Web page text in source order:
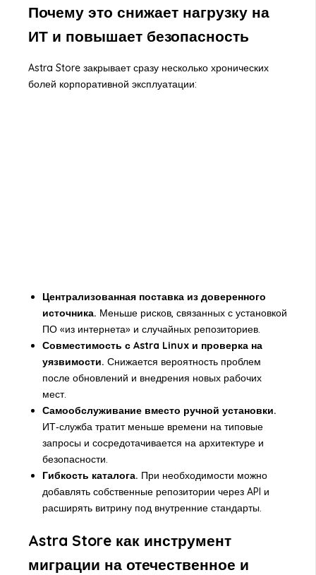
Почему это снижает нагрузку на
ИТ и повышает безопасность
Astra Store закрывает сразу несколько хронических
болей корпоративной эксплуатации:
Централизованная поставка из доверенного
источника. Меньше рисков, связанных с установкой
ПО «из интернета» и случайных репозиториев.
Совместимость с Astra Linux и проверка на
уязвимости. Снижается вероятность проблем
после обновлений и внедрения новых рабочих
мест.
Самообслуживание вместо ручной установки.
ИТ‑служба тратит меньше времени на типовые
запросы и сосредотачивается на архитектуре и
безопасности.
Гибкость каталога. При необходимости можно
добавлять собственные репозитории через API и
расширять витрину под внутренние стандарты.
Astra Store как инструмент
миграции на отечественное и